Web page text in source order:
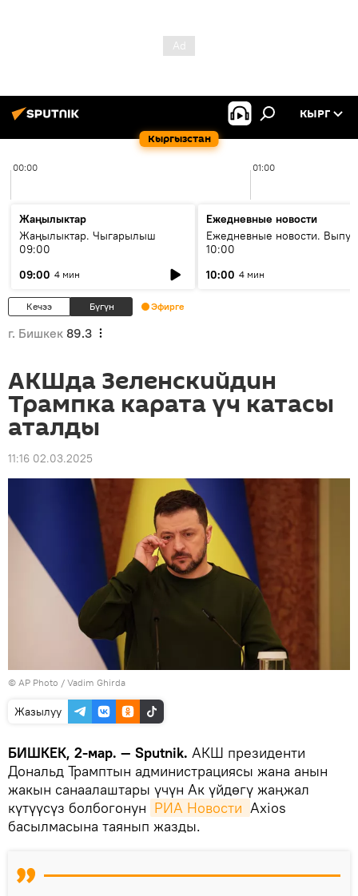
Кыргызстан
КЫРГ
00:00 01:00
Жаңылыктар
Жаңылыктар. Чыгарылыш
09:00
09:00 4 мин
Ежедневные новости
Ежедневные новости.
10:00
10:00 4 мин
Кечээ Бүгүн Эфирге
г. Бишкек 89.3
АКШда Зеленскийдин
Трампка карата үч катасы
аталды
11:16 02.03.2025
© AP Photo / Vadim Ghirda
Жазылуу
БИШКЕК, 2-мар. — Sputnik. АКШ президенти
Дональд Трамптын администрациясы жана анын
жакын санаалаштары үчүн Ак үйдөгү жаңжал
күтүүсүз болбогонун РИА Новости Axios
басылмасына таянып жазды.